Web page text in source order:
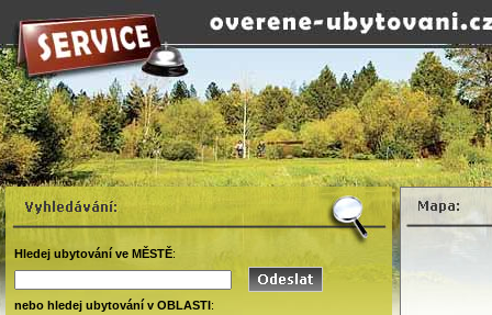
Hledej ubytování ve MĚSTĚ:
nebo hledej ubytování v OBLASTI: